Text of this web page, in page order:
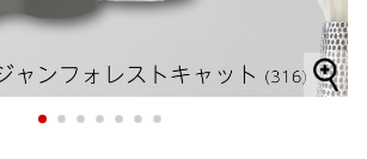
1 2 3 4 5 6 7